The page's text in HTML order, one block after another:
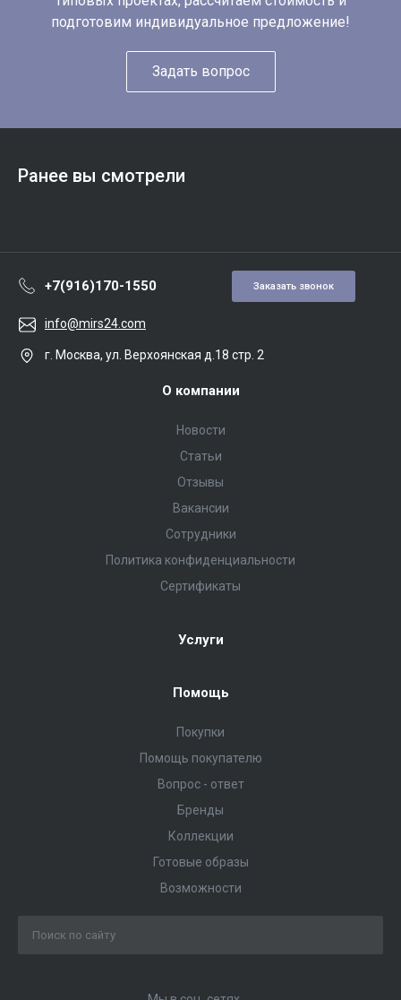
подготовим индивидуальное предложение!
Задать вопрос
Ранее вы смотрели
+7(916)170-1550 Заказать звонок
info@mirs24.com
г. Москва, ул. Верхоянская д.18 стр. 2
О компании
Новости
Статьи
Отзывы
Вакансии
Сотрудники
Политика конфиденциальности
Сертификаты
Услуги
Помощь
Покупки
Помощь покупателю
Вопрос - ответ
Бренды
Коллекции
Готовые образы
Возможности